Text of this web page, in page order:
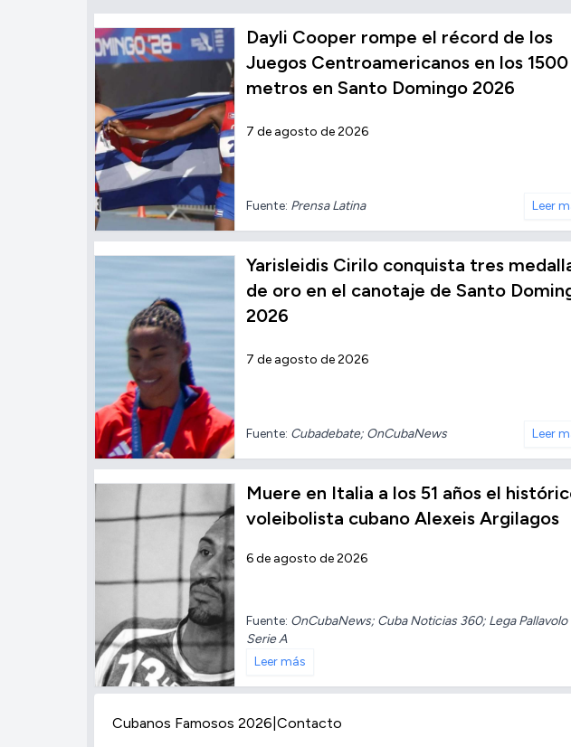
Dayli Cooper rompe el récord de los
Juegos Centroamericanos en los 1500
metros en Santo Domingo 2026
7 de agosto de 2026
Fuente: Prensa Latina Leer
Yarisleidis Cirilo conquista tres
de oro en el canotaje de Santo
2026
7 de agosto de 2026
Fuente: Cubadebate; OnCubaNews Leer
Muere en Italia a los 51 años el
voleibolista cubano Alexeis Argilagos
6 de agosto de 2026
Fuente: OnCubaNews; Cuba Noticias 360; Lega Pallavolo
Serie A
Leer más
Cubanos Famosos 2026 Contacto